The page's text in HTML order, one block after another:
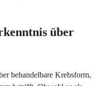
über
behandelbare Krebsform,